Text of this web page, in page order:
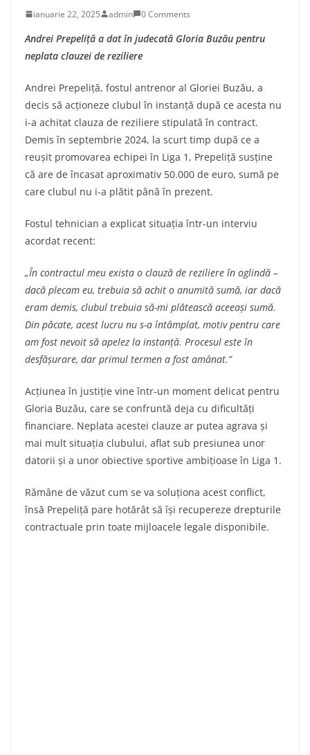
ianuarie 22, 2025 admin 0 Comments
Andrei Prepeliță a dat în judecată Gloria Buzău pentru
neplata clauzei de reziliere
Andrei Prepeliță, fostul antrenor al Gloriei Buzău, a
decis să acționeze clubul în instanță după ce acesta nu
i-a achitat clauza de reziliere stipulată în contract.
Demis în septembrie 2024, la scurt timp după ce a
reușit promovarea echipei în Liga 1, Prepeliță susține
că are de încasat aproximativ 50.000 de euro, sumă pe
care clubul nu i-a plătit până în prezent.
Fostul tehnician a explicat situația într-un interviu
acordat recent:
„În contractul meu exista o clauză de reziliere în oglindă –
dacă plecam eu, trebuia să achit o anumită sumă, iar dacă
eram demis, clubul trebuia să-mi plătească aceeași sumă.
Din păcate, acest lucru nu s-a întâmplat, motiv pentru care
am fost nevoit să apelez la instanță. Procesul este în
desfășurare, dar primul termen a fost amânat.”
Acțiunea în justiție vine într-un moment delicat pentru
Gloria Buzău, care se confruntă deja cu dificultăți
financiare. Neplata acestei clauze ar putea agrava și
mai mult situația clubului, aflat sub presiunea unor
datorii și a unor obiective sportive ambițioase în Liga 1.
Rămâne de văzut cum se va soluționa acest conflict,
însă Prepeliță pare hotărât să își recupereze drepturile
contractuale prin toate mijloacele legale disponibile.